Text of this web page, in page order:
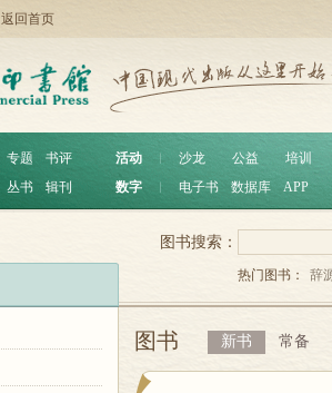
返回首页
专题
书评
丛书 辑刊
活动 沙龙 公益
培训
数字
电子书 数据库 APP
图书搜索：
热门图书： 辞
图书 新书 常备